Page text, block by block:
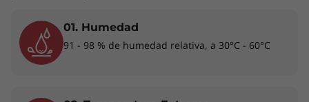
Trabaja en cualquier lugar y a cualquier
hora
01. Humedad
91 - 98 % de humedad relativa, a 30°C - 60°C